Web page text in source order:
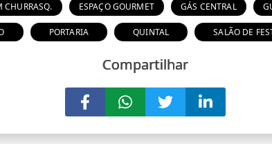
CHURRASQ. ESPAÇO GOURMET GÁS CENTRAL
PORTARIA QUINTAL SALÃO DE
Compartilhar